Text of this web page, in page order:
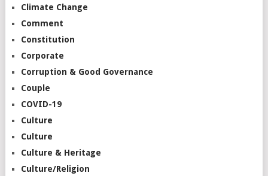
Climate Change
Comment
Constitution
Corporate
Corruption & Good Governance
Couple
COVID-19
Culture
Culture
Culture & Heritage
Culture/Religion